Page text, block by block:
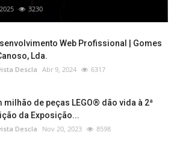
3230
Web Profissional | Gomes
Lda.
Descla Abr 9, 2024 6317
milhão de peças LEGO® dão vida à 2ª
da Exposição...
Descla Nov 20, 2023 8598